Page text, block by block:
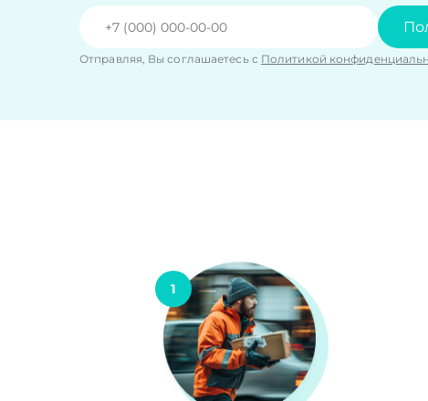
Отправляя, Вы соглашаетесь с Политикой
1